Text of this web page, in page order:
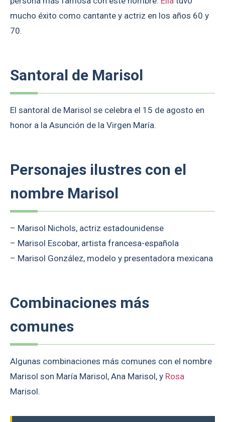
mucho éxito como cantante y actriz en los años 60 y
70.
Santoral de Marisol
El santoral de Marisol se celebra el 15 de agosto en
honor a la Asunción de la Virgen María.
Personajes ilustres con el
nombre Marisol
– Marisol Nichols, actriz estadounidense
– Marisol Escobar, artista francesa-española
– Marisol González, modelo y presentadora mexicana
Combinaciones más
comunes
Algunas combinaciones más comunes con el nombre
Marisol son María Marisol, Ana Marisol, y Rosa
Marisol.